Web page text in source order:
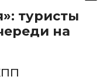
туристы
на